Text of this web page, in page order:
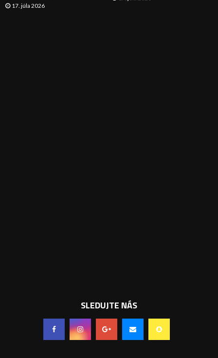
17. júla 2026
SLEDUJTE NÁS